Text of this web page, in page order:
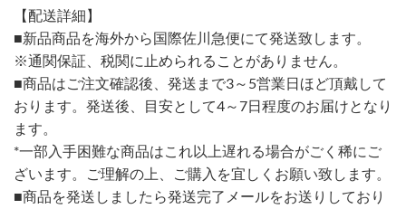
【配送詳細】
■新品商品を海外から国際佐川急便にて発送致します。
※通関保証、税関に止められることがありません。
■商品はご注文確認後、発送まで3～5営業日ほど頂戴して
おります。発送後、目安として4～7日程度のお届けとなり
ます。
*一部入手困難な商品はこれ以上遅れる場合がごく稀にご
ざいます。ご理解の上、ご購入を宜しくお願い致します。
■商品を発送しましたら発送完了メールをお送りしており